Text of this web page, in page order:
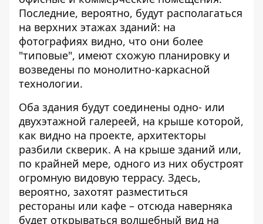
Последние, вероятно, будут располагаться
на верхних этажах зданий: на
фотографиях видно, что они более
"типовые", имеют схожую планировку и
возведены по монолитно-каркасной
технологии.
Оба здания будут соединены одно- или
двухэтажной галереей, на крыше которой,
как видно на проекте, архитекторы
разбили скверик. А на крыше зданий или,
по крайней мере, одного из них обустроят
огромную видовую террасу. Здесь,
вероятно, захотят разместиться
рестораны или кафе – отсюда наверняка
будет открываться волшебный вид на